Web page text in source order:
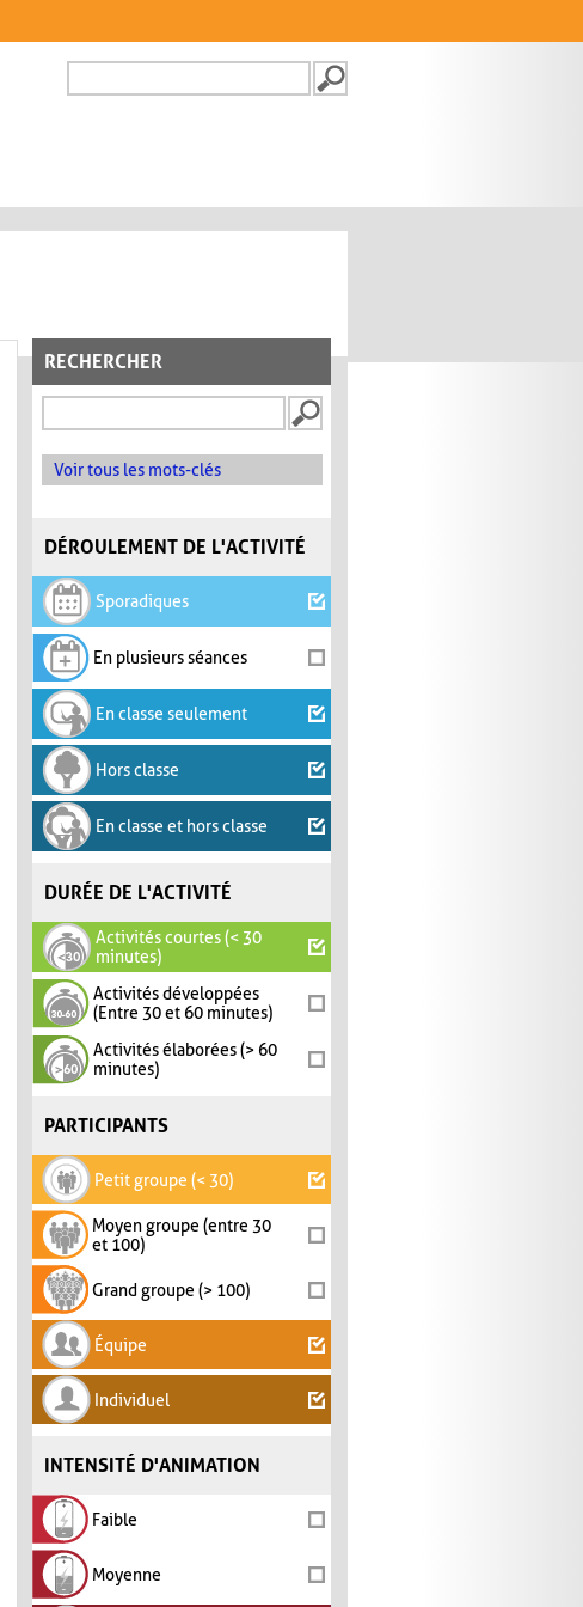
FORMULAIRE DE
RECHERCHER
Voir tous les mots-clés
DÉROULEMENT DE L'ACTIVITÉ
Sporadiques
En plusieurs séances
En classe seulement
Hors classe
En classe et hors classe
DURÉE DE L'ACTIVITÉ
Activités courtes (< 30
minutes)
Activités développées
(Entre 30 et 60 minutes)
Activités élaborées (> 60
minutes)
PARTICIPANTS
Petit groupe (< 30)
Moyen groupe (entre 30
et 100)
Grand groupe (> 100)
Équipe
Individuel
INTENSITÉ D'ANIMATION
Faible
Moyenne